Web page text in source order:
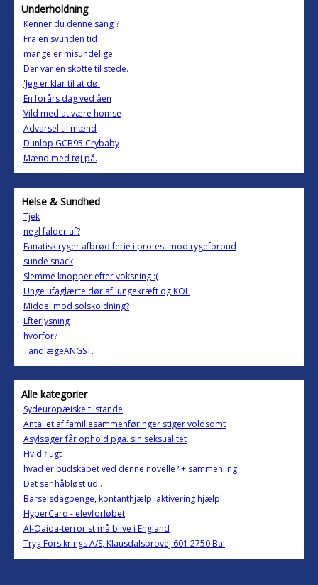
Underholdning
Kenner du denne sang ?
Fra en svunden tid
mange er misundelige
Der var en skotte til stede.
'Jeg er klar til at dø'
En forårs dag ved åen
Vild med at være homse
Advarsel til mænd
Dunlop GCB95 Crybaby
Mænd med tøj på.
Helse & Sundhed
Tjek
negl falder af?
Fanatisk ryger afbrød ferie i protest mod rygeforbud
sunde snack
Slemme knopper efter voksning :(
Unge ufaglærte dør af lungekræft og KOL
Middel mod solskoldning?
Efterlysning
hvorfor?
TandlægeANGST.
Alle kategorier
Sydeuropæiske tilstande
Antallet af familiesammenføringer stiger voldsomt
Asylsøger får ophold pga. sin seksualitet
Hvid flugt
hvad er budskabet ved denne novelle? + sammenling
Det ser håbløst ud..
Barselsdagpenge, kontanthjælp, aktivering hjælp!
HyperCard - elevforløbet
Al-Qaida-terrorist må blive i England
Tryg Forsikrings A/S, Klausdalsbrovej 601 2750 Bal